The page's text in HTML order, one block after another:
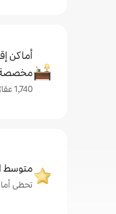
أماكن
مخصصة
1,740 عقارًا تتوفر بها مساحة مخصصة للعمل
متوسط
تحظى